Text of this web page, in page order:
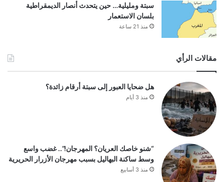
سبتة ومليلية… حين يتحدث أنصار الديمقراطية
بلسان الاستعمار
منذ 21 ساعة
مقالات الرأي
هل ضحايا العبور إلى سبتة أرقام زائدة؟
منذ 3 أيام
“شنو خاصك العريان؟ المهرجان!”.. غضب واسع
وسط ساكنة البهاليل بسبب مهرجان الأزرار الحريرية
منذ 3 أسابيع